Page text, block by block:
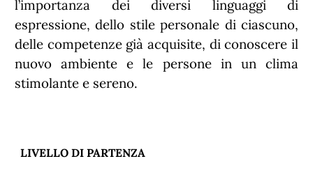
l’importanza dei diversi linguaggi di
espressione, dello stile personale di ciascuno,
delle competenze già acquisite, di conoscere il
nuovo ambiente e le persone in un clima
stimolante e sereno.
LIVELLO DI PARTENZA